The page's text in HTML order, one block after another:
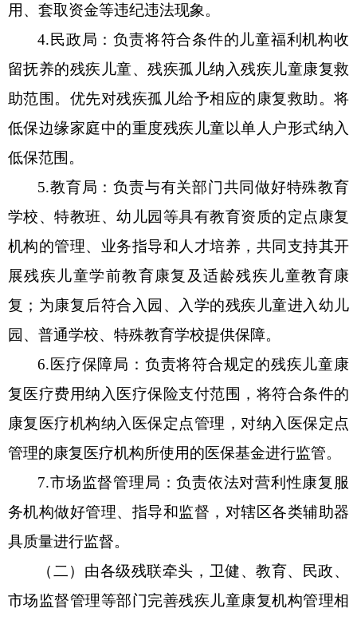
用、套取资金等违纪违法现象。
4.民政 局 ：负责将符合条件的儿童福利机构收
留抚养的残疾儿童、残疾孤儿纳入残疾儿童康复救
助范围。优先对残疾孤儿给予相应的康复救助。将
低保边缘家庭中的重度残疾儿童以单人户形式纳入
低保范围。
5.教育局 ：负责与有关部门共同做好特殊教育
学校、特教班、幼儿园等具有教育资质的定点康复
机构的管理、业务指导和人才培养， 共同支持其开
展残疾儿童学前教育康复及适龄残疾儿童教育康
复；为康复后符合入园、入学的残疾儿童进入幼儿
园、普通学校、特殊教育学校提供保障。
6.医疗保障局 ：负责将符合规定的残疾儿童康
复医疗费用纳入医疗保险支付范围，将符合条件的
康复医疗机构纳入医保定点管理，对纳入医保定点
管理的康复医疗机构所使用的医保基金进行监管。
7.市场监督管理 局 ：负责依法对营利性康复服
务机构做好管理、指导和监督 ，对辖区各类辅助器
具质量进行监督。
（二）由各级残联牵头，卫健、教育、民政、
市场监督管理等部门完善残疾儿童康复机构管理相